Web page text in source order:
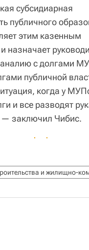
субсидиарная
публичного
этим казенным
назначает
с долгами
публичной
когда у
и все разводят
— заключил Чибис.